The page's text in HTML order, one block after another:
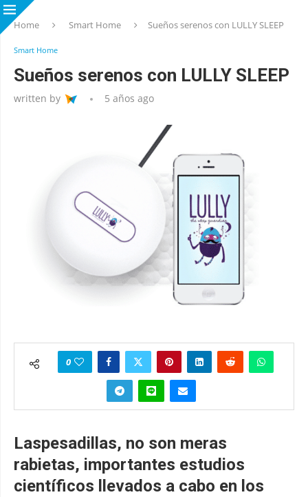
Home Smart Home Sueños serenos con LULLY SLEEP
Smart Home
Sueños serenos con LULLY SLEEP
written by 5 años ago
0
Laspesadillas, no son meras
rabietas, importantes estudios
científicos llevados a cabo en los